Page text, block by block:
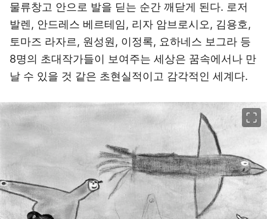
물류창고 안으로 발을 딛는 순간 깨닫게 된다. 로저
발렌, 안드레스 베르테임, 리자 암브로시오, 김용호,
토마즈 라자르, 원성원, 이정록, 요하네스 보그라 등
8명의 초대작가들이 보여주는 세상은 꿈속에서나 만
날 수 있을 것 같은 초현실적이고 감각적인 세계다.